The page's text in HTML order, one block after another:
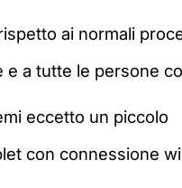
ai normali
e a tutte le persone
eccetto un piccolo
con connessione